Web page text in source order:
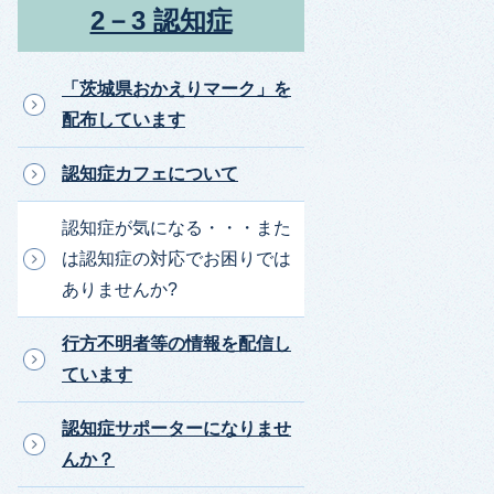
2－3 認知症
「茨城県おかえりマーク」を
配布しています
認知症カフェについて
認知症が気になる・・・また
は認知症の対応でお困りでは
ありませんか?
行方不明者等の情報を配信し
ています
認知症サポーターになりませ
んか？